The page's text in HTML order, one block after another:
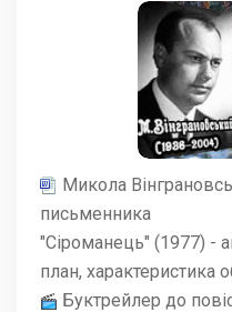
Микола
письменника
"Сіроманець" (1977) -
план, характеристика
Буктрейлер до